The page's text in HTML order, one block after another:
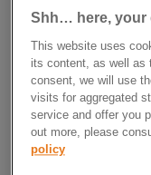
Où
SCPI
Shh… here, your
This website uses
its content, as well as
consent, we will use
visits for aggregated
service and offer you
out more, please
policy